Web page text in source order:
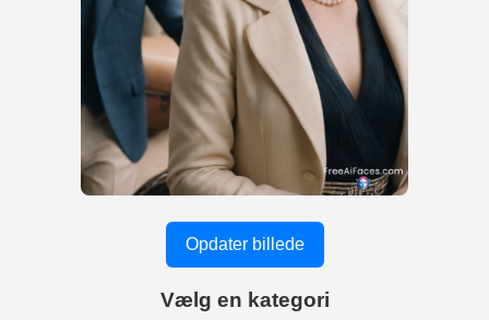
Opdater billede
Vælg en kategori